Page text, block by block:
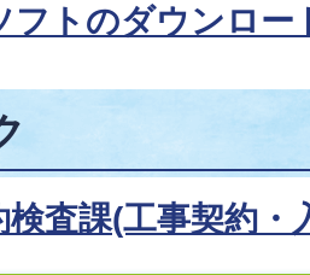
フトのダウンロー
検査課(工事契約・